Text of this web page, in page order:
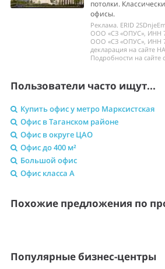
потолки.
офисы.
Реклама. ERID
ООО «СЗ «ОПУС», ИНН
ООО «СЗ «ОПУС», ИНН
декларация на сайте
Подробности на сайте
Пользователи часто ищут...
Купить офис у метро Марксистская
Офис в Таганском районе
Офис в округе ЦАО
Офис до 400 м²
Большой офис
Офис класса A
Похожие предложения по
Популярные бизнес-центры